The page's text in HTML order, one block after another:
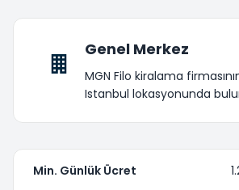
Genel Merkez
MGN Filo kiralama
Istanbul lokasyonunda
Min. Günlük Ücret